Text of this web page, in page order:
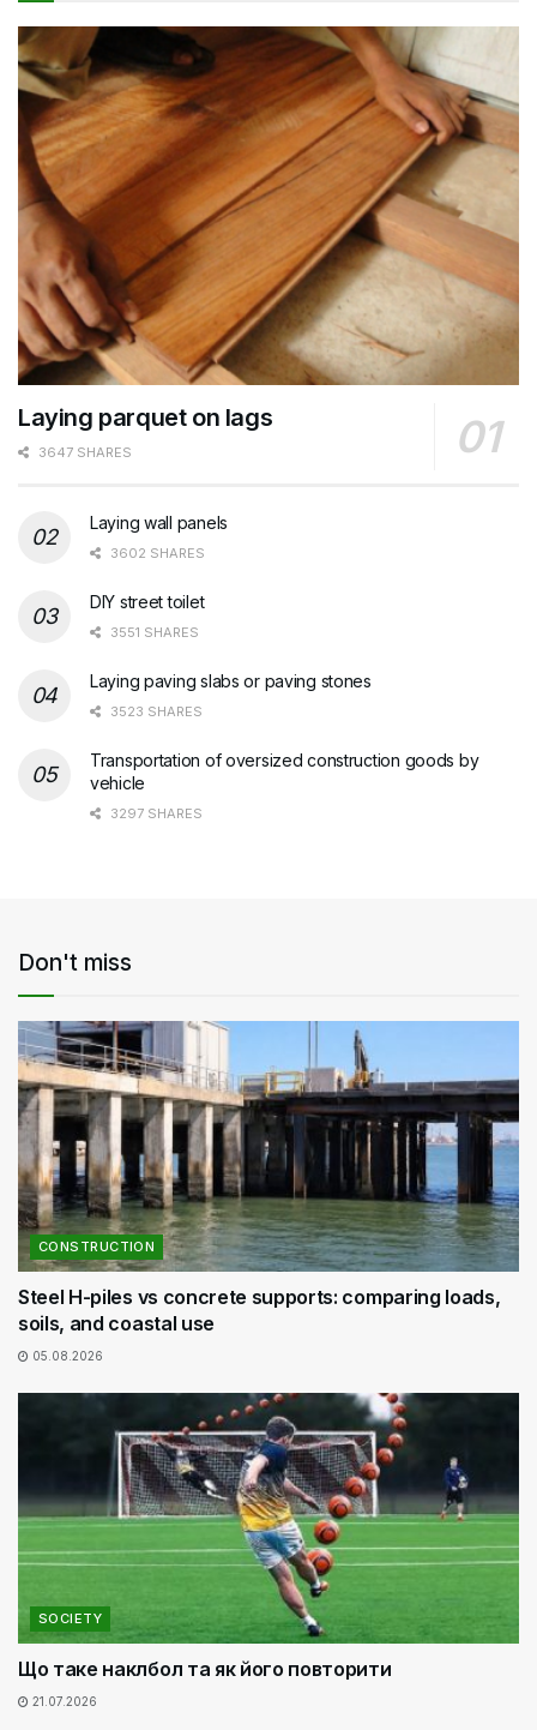
Laying parquet on lags
3647 SHARES
Laying wall panels
3602 SHARES
DIY street toilet
3551 SHARES
Laying paving slabs or paving stones
3523 SHARES
Transportation of oversized construction goods by
vehicle
3297 SHARES
Don't miss
CONSTRUCTION
Steel H-piles vs concrete supports: comparing loads,
soils, and coastal use
05.08.2026
SOCIETY
Що таке наклбол та як його повторити
21.07.2026